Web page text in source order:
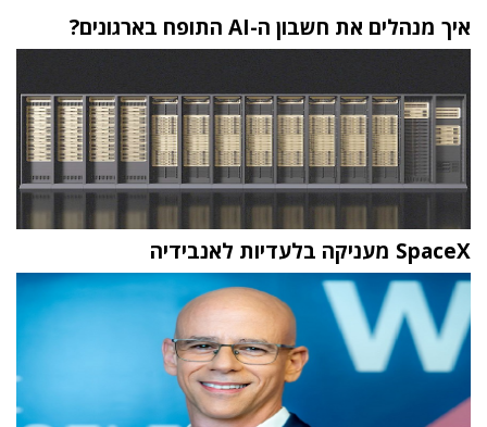
איך מנהלים את חשבון ה-AI התופח בארגונים?
SpaceX מעניקה בלעדיות לאנבידיה